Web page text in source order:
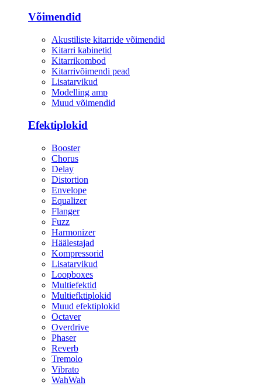
Võimendid
Akustiliste kitarride võimendid
Kitarri kabinetid
Kitarrikombod
Kitarrivõimendi pead
Lisatarvikud
Modelling amp
Muud võimendid
Efektiplokid
Booster
Chorus
Delay
Distortion
Envelope
Equalizer
Flanger
Fuzz
Harmonizer
Häälestajad
Kompressorid
Lisatarvikud
Loopboxes
Multiefektid
Multiefktiplokid
Muud efektiplokid
Octaver
Overdrive
Phaser
Reverb
Tremolo
Vibrato
WahWah